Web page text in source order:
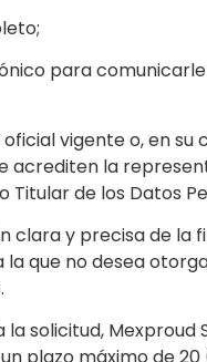
para
vigente o, en su
acrediten la
Titular de los Datos
clara y precisa de la
que no desea
la solicitud, Mexproud